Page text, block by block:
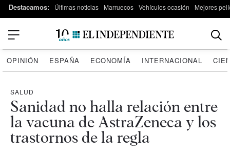
Destacamos: Últimas noticias Marruecos Vehículos ocasión Mejores
OPINIÓN ESPAÑA ECONOMÍA INTERNACIONAL
SALUD
Sanidad no halla relación entre
la vacuna de AstraZeneca y los
trastornos de la regla